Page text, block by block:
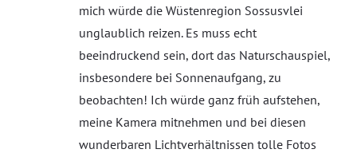
mich würde die Wüstenregion Sossusvlei
unglaublich reizen. Es muss echt
beeindruckend sein, dort das Naturschauspiel,
insbesondere bei Sonnenaufgang, zu
beobachten! Ich würde ganz früh aufstehen,
meine Kamera mitnehmen und bei diesen
wunderbaren Lichtverhältnissen tolle Fotos